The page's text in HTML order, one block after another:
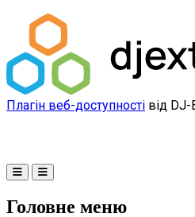
Плагін веб-доступності від
Головне меню